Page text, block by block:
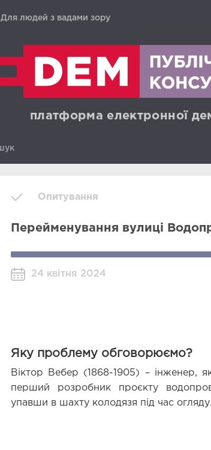
Для людей з вадами зору
платформа електронної
Опитування
Перейменування вулиці
24 квітня 2024
Яку проблему обговорюємо?
Віктор Вебер (1868-1905) – інженер,
перший розробник проєкту
упавши в шахту колодязя під час огляду.